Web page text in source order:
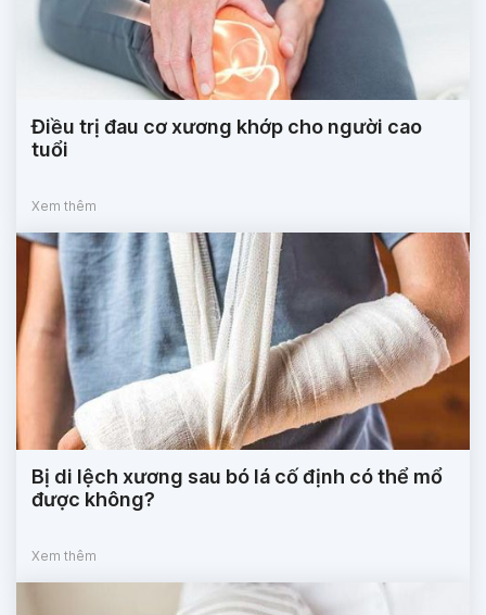
Điều trị đau cơ xương khớp cho người cao
tuổi
Xem thêm
Bị di lệch xương sau bó lá cố định có thể mổ
được không?
Xem thêm